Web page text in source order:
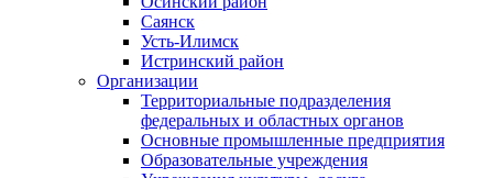
Саянск
Усть-Илимск
Истринский район
Организации
Территориальные подразделения
федеральных и областных органов
Основные промышленные предприятия
Образовательные учреждения